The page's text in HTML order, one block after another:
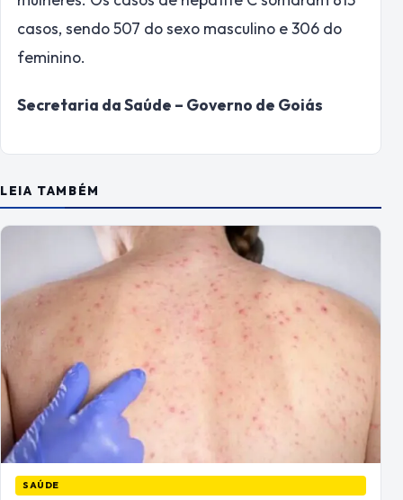
casos, sendo 507 do sexo masculino e 306 do
feminino.
Secretaria da Saúde – Governo de Goiás
LEIA TAMBÉM
SAÚDE